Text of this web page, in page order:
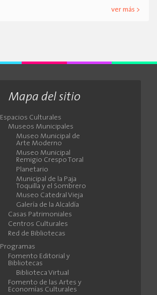
ver más >
Mapa del sitio
Espacios Culturales
Museos Municipales
Museo Municipal de
Arte Moderno
Museo Municipal
Remigio Crespo Toral
Planetario
Municipal de la Paja
Toquilla y el Sombrero
Museo Catedral Vieja
Galería de la Alcaldía
Casas Patrimoniales
Centros Culturales
Red de Bibliotecas
Programas
Fomento Editorial y
Bibliotecas
Biblioteca Virtual
Fomento de las Artes y
Economías Culturales